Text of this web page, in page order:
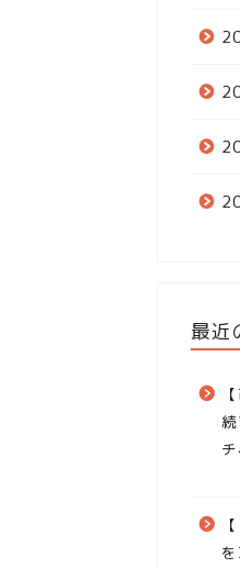
最近